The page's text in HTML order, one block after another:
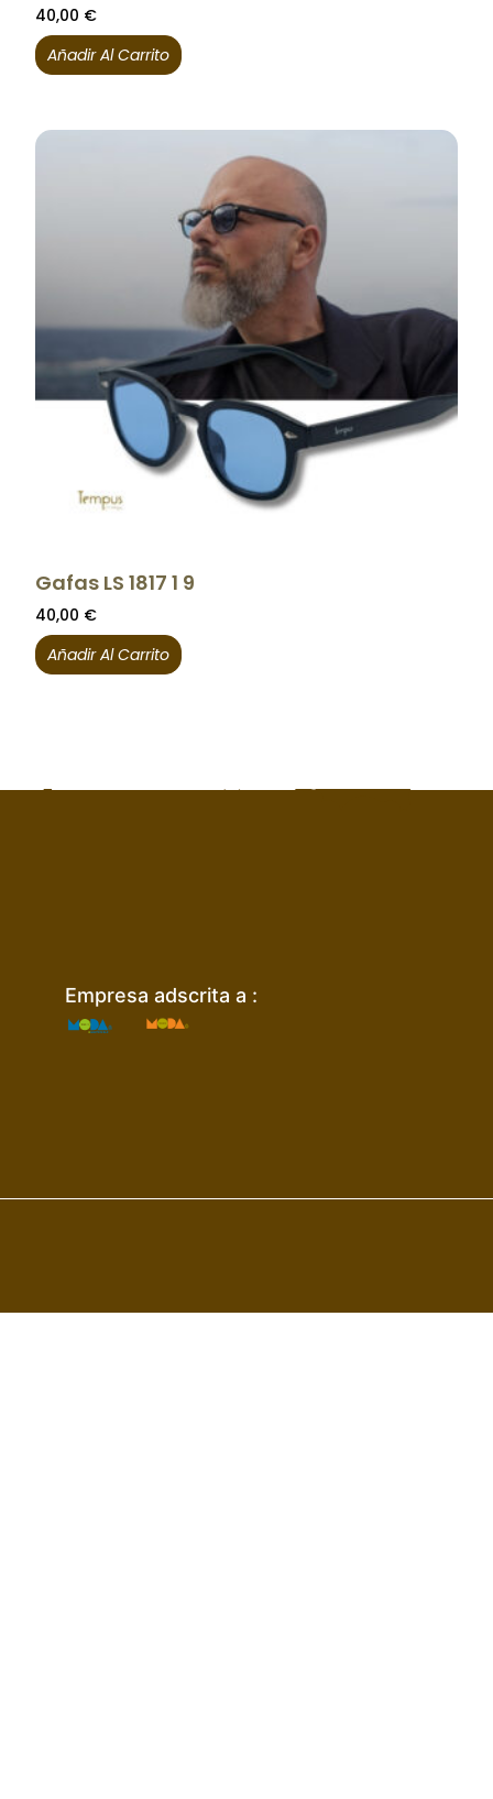
40,00 €
Añadir Al Carrito
Gafas LS 1817 1 9
40,00 €
Añadir Al Carrito
Empresa adscrita a :